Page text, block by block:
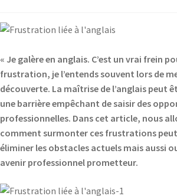
« Je galère en anglais. C’est un vrai frein
frustration, je l’entends souvent lors de
découverte. La maîtrise de l’anglais peut
une barrière empêchant de saisir des
professionnelles. Dans cet article, nous
comment surmonter ces frustrations
éliminer les obstacles actuels mais aussi
avenir professionnel prometteur.